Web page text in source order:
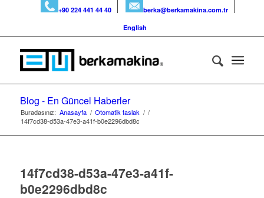
+90 224 441 44 40
berka@berkamakina.com.tr
English
Blog - En Güncel Haberler
Buradasınız: Anasayfa / Otomatik taslak / /
14f7cd38-d53a-47e3-a41f-b0e2296dbd8c
14f7cd38-d53a-47e3-a41f-
b0e2296dbd8c